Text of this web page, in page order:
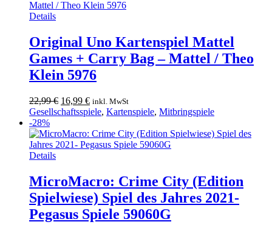
Details
Original Uno Kartenspiel Mattel
Games + Carry Bag – Mattel / Theo
Klein 5976
22,99€ Ursprünglicher
Preis
22,99 €
16,99 €Aktueller
Preis
16,99 €.
inkl. MwSt
Gesellschaftsspiele, Kartenspiele, Mitbringspiele
-28%
Details
MicroMacro: Crime City (Edition
Spielwiese) Spiel des Jahres 2021-
Pegasus Spiele 59060G